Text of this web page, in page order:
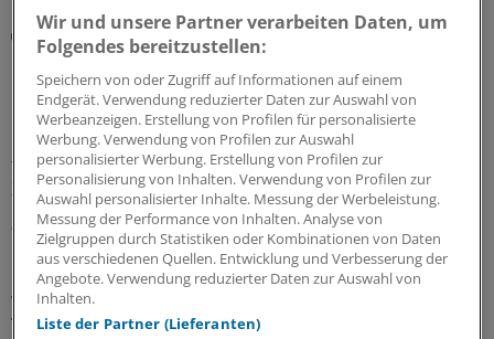
Rote Hand Brief
Desogestrel mit gering erhöhtem Risiko für ein
Meningeom assoziiert
Bei einer längerfristigen Einnahme von Desogestrel-
haltgen Arzneimitteln besteht ein gering erhöhtes Risiko
für das Auftreten eines Meningeoms. Darauf weisen die
Zulassungsinhaber in einem Rote-Hand-Brief hin.
06.08.2026
WIdO-Qualitätsmonitor 2026
Tumoroperationen: Mindestmengen
Wir und unsere Partner verarbeiten Daten, um
Folgendes bereitzustellen:
Speichern von oder Zugriff auf Informationen auf einem
Endgerät. Verwendung reduzierter Daten zur Auswahl von
Werbeanzeigen. Erstellung von Profilen für personalisierte
Werbung. Verwendung von Profilen zur Auswahl
personalisierter Werbung. Erstellung von Profilen zur
Personalisierung von Inhalten. Verwendung von Profilen zur
Auswahl personalisierter Inhalte. Messung der Werbeleistung.
Messung der Performance von Inhalten. Analyse von
Zielgruppen durch Statistiken oder Kombinationen von Daten
aus verschiedenen Quellen. Entwicklung und Verbesserung der
Angebote. Verwendung reduzierter Daten zur Auswahl von
Inhalten.
Liste der Partner (Lieferanten)